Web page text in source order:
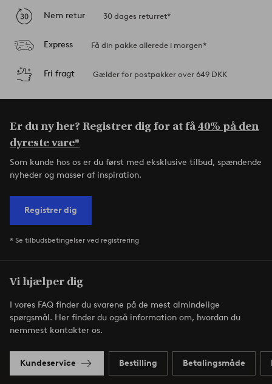
Nem retur 30 dages returret*
Express Få din pakke allerede i morgen*
Fri fragt Gælder for postpakker over 649 DKK
Er du ny her? Registrer dig for at få40% på den
dyreste vare*
Som kunde hos os er du først med eksklusive tilbud, spændende
nyheder og masser af inspiration.
Registrer dig
* Se tilbudsbetingelser ved registrering
Vi hjælper dig
I vores FAQ finder du svarene på de mest almindelige
spørgsmål. Her finder du også information om, hvordan du
nemmest kontakter os.
Kundeservice Bestilling Betalingsmåde